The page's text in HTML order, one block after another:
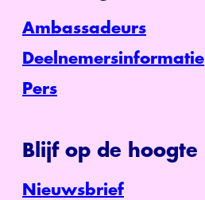
Ambassadeurs
Deelnemersinformatie
Pers
Blijf op de hoogte
Nieuwsbrief